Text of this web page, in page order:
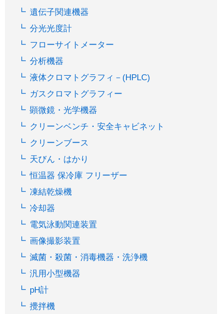
遺伝子関連機器
分光光度計
フローサイトメーター
分析機器
液体クロマトグラフィ－(HPLC)
ガスクロマトグラフィー
顕微鏡・光学機器
クリーンベンチ・安全キャビネット
クリーンブース
天びん・はかり
恒温器 保冷庫 フリーザー
凍結乾燥機
冷却器
電気泳動関連装置
画像撮影装置
滅菌・殺菌・消毒機器・洗浄機
汎用小型機器
pH計
攪拌機